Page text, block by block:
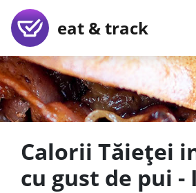
eat & track
Calorii Tăieței
cu gust de pui -